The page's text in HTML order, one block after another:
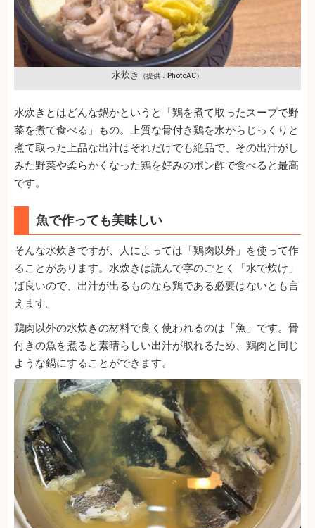
水炊き （提供：PhotoAC）
水炊きとはどんな鍋かというと「鶏を煮て取ったスープで野
菜を煮て食べる」もの。上質な骨付き鶏を水からじっくりと
煮て取った上品な出汁はそれだけでも絶品で、その出汁がし
みた野菜や柔らかくなった鶏を好みのポン酢で食べると最高
です。
魚で作っても美味しい
そんな水炊きですが、人によっては「鶏肉以外」を使って作
ることがあります。水炊きは読んで字のごとく「水で炊け」
ば良いので、出汁が出るものなら鶏である必要はないとも言
えます。
鶏肉以外の水炊きの材料で良く使われるのは「魚」です。骨
付きの魚を煮ると素晴らしい出汁が取れるため、鶏肉と同じ
ような鍋にすることができます。